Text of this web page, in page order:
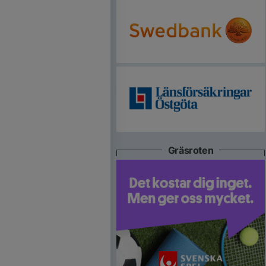
Gräsroten